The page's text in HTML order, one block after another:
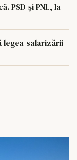
PSD și PNL, la
legea salarizării